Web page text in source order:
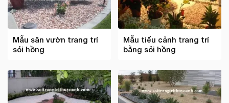
Mẫu sân vườn trang trí
sỏi hồng
Mẫu tiểu cảnh trang trí
bằng sỏi hồng